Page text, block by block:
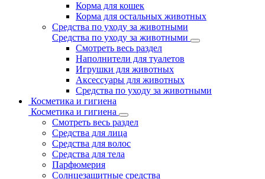
Корма для кошек
Корма для остальных животных
Средства по уходу за животными
Средства по уходу за животными
Смотреть весь раздел
Наполнители для туалетов
Игрушки для животных
Аксессуары для животных
Средства по уходу за животными
Косметика и гигиена
Косметика и гигиена
Смотреть весь раздел
Средства для лица
Средства для волос
Средства для тела
Парфюмерия
Солнцезащитные средства